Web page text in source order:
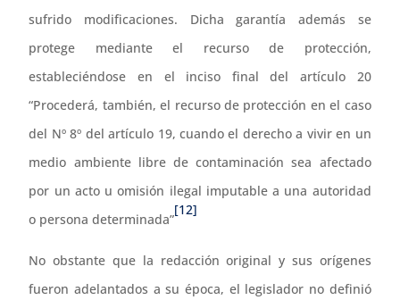
sufrido modificaciones. Dicha garantía además se
protege mediante el recurso de protección,
estableciéndose en el inciso final del artículo 20
“Procederá, también, el recurso de protección en el caso
del Nº 8º del artículo 19, cuando el derecho a vivir en un
medio ambiente libre de contaminación sea afectado
por un acto u omisión ilegal imputable a una autoridad
o persona determinada”
[12]
No obstante que la redacción original y sus orígenes
fueron adelantados a su época, el legislador no definió